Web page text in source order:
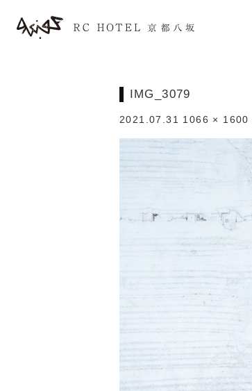
IMG_3079
2021.07.31 1066 × 1600